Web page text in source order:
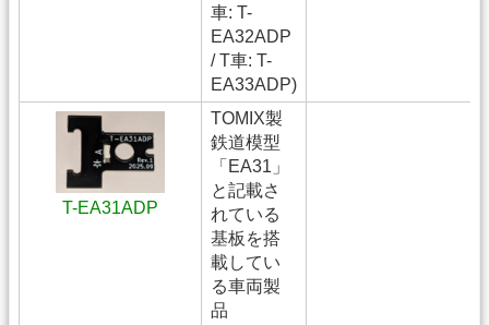
車: T-
EA32ADP
/ T車: T-
EA33ADP)
T-EA31ADP
TOMIX製
鉄道模型
「EA31」
と記載さ
れている
基板を搭
載してい
る車両製
品